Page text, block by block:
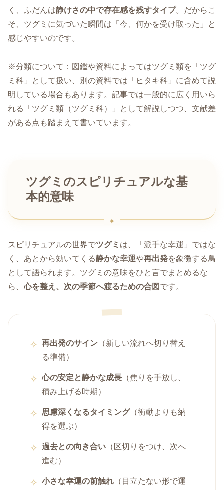
く、ふだんは静けさの中で存在感を残すタイプ。だからこ
そ、ツグミに気づいた瞬間は「今、何かを受け取った」と
感じやすいのです。
※分類について：図鑑や資料によってはツグミ類を「ツグ
ミ科」として扱い、別の資料では「ヒタキ科」に含めて説
明している場合もあります。記事では一般的に広く用いら
れる「ツグミ類（ツグミ科）」として解説しつつ、文献差
がある点も踏まえて書いています。
ツグミのスピリチュアルな基
本的意味
スピリチュアルの世界でツグミ は、「派手な幸運」ではな
く、あとから効いてくる静かな幸運や再出発を象徴する鳥
として語られます。ツグミの意味をひと言でまとめるな
ら、心を整え、次の季節へ渡るための合図 です。
再出発のサイン （新しい流れへ切り替え
る準備）
心の安定と静かな成長 （焦りを手放し、
積み上げる時期）
思慮深くなるタイミング（衝動よりも納
得を選ぶ）
過去との向き合い （区切りをつけ、次へ
進む）
小さな幸運の前触れ （目立たない形で運